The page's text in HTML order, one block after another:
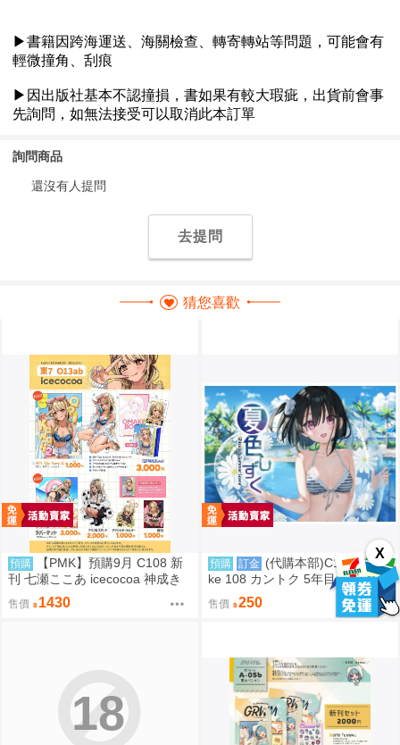
X
詢問商品
還沒有人提問
去提問
猜您喜歡
預購
【PMK】預購9月 C108 新
刊 七瀬ここあ icecocoa 神成き
ゅぴ VSPO
售價 1430
預購 訂金 (代購本部)C108 Comi
ke 108 カントク 5年目の放課後
C108數量限定新刊「夏色しずく
う (隨機簽名本)」8.15發售預定
售價 250
18